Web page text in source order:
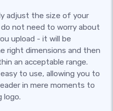
adjust the size of your
not need to worry about
upload - it will be
right dimensions and then
an acceptable range.
to use, allowing you to
in mere moments to
logo.